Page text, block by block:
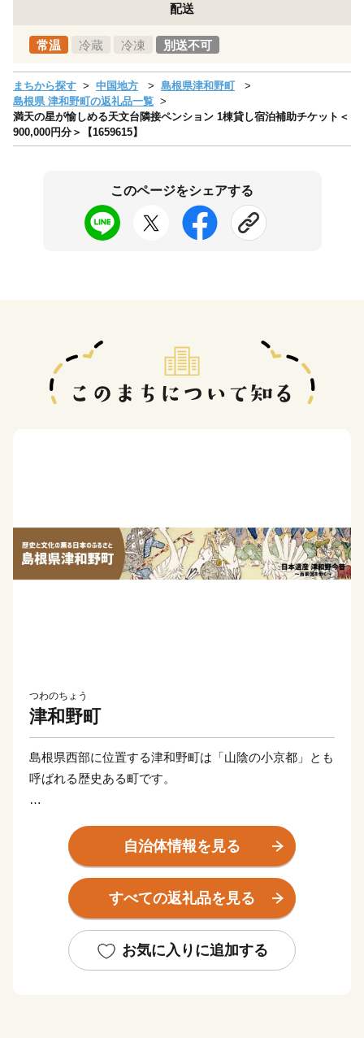
配送
常温 冷蔵 冷凍 別送不可
まちから探す 中国地方
島根県津和野町
島根県 津和野町の返礼品一覧
満天の星が愉しめる天文台隣接ペンション 1棟貸し宿泊補助チケット＜
900,000円分＞【1659615】
このページをシェアする
つわのちょう
津和野町
島根県西部に位置する津和野町は「山陰の小京都」とも
呼ばれる歴史ある町です。
有数の水質を誇る高津川や中国山地の山々からの恵みを
受け、歴史と自然が交わる日本の原風景をいまに伝えて
います。町内にあるJR津和野駅は「SLやまぐち号」の
終着駅として、多くのSLファンを出迎えています。
【150年前の風景に、今が見える】
町に残る江戸時代からの情景が現在まで受け継がれてお
自治体情報を見る
すべての返礼品を見る
お気に入りに追加する